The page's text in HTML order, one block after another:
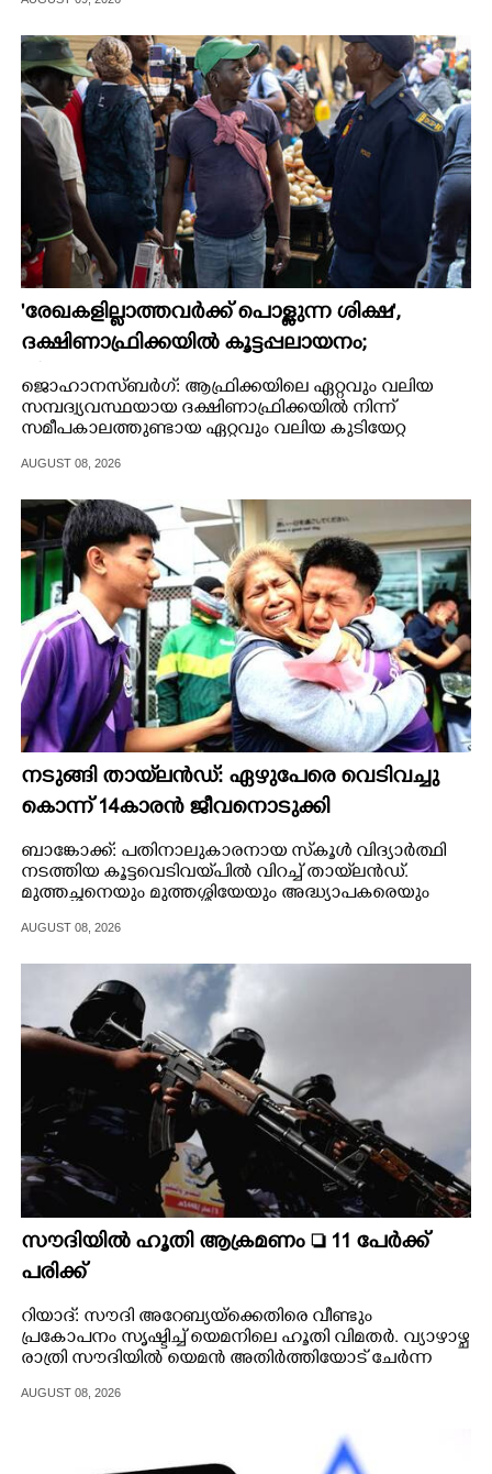
CARTOONS
LITERATURE
ZOOM
CONTACT US
'രേഖകളില്ലാത്തവർക്ക് പൊള്ളുന്ന ശിക്ഷ',
ദക്ഷിണാഫ്രിക്കയിൽ കൂട്ടപ്പലായനം;
ജീവനുംകൊണ്ട് നാടുകടന്നത് ഒരു
ലക്ഷത്തിലധികം പേർ
ജൊഹാനസ്ബർഗ്: ആഫ്രിക്കയിലെ ഏറ്റവും വലിയ
സമ്പദ്വ്യവസ്ഥയായ ദക്ഷിണാഫ്രിക്കയിൽ നിന്ന്
സമീപകാലത്തുണ്ടായ ഏറ്റവും വലിയ കുടിയേറ്റ
AUGUST 08, 2026
നടുങ്ങി തായ്‌ലൻഡ്: ഏഴുപേരെ വെടിവച്ചു
കൊന്ന് 14കാരൻ ജീവനൊടുക്കി
ബാങ്കോക്ക്: പതിനാലുകാരനായ സ്‌കൂൾ വിദ്യാർത്ഥി
നടത്തിയ കൂട്ടവെടിവയ്‌പിൽ വിറച്ച് തായ്‌ലൻഡ്.
മുത്തച്ഛനെയും മുത്തശ്ശിയേയും അദ്ധ്യാപകരെയും
AUGUST 08, 2026
സൗദിയിൽ ഹൂതി ആക്രമണം  11 പേർക്ക്
പരിക്ക്
റിയാദ്: സൗദി അറേബ്യയ്ക്കെതിരെ വീണ്ടും
പ്രകോപനം സൃഷ്ടിച്ച് യെമനിലെ ഹൂതി വിമതർ. വ്യാഴാഴ്ച
രാത്രി സൗദിയിൽ യെമൻ അതിർത്തിയോട് ചേർന്ന
നടത്തിയ ഷെല്ലാക്രമണത്തിൽ 11 പേർക്ക് പരിക്കേറ്റു.
AUGUST 08, 2026